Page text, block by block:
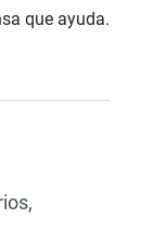
que ayuda.